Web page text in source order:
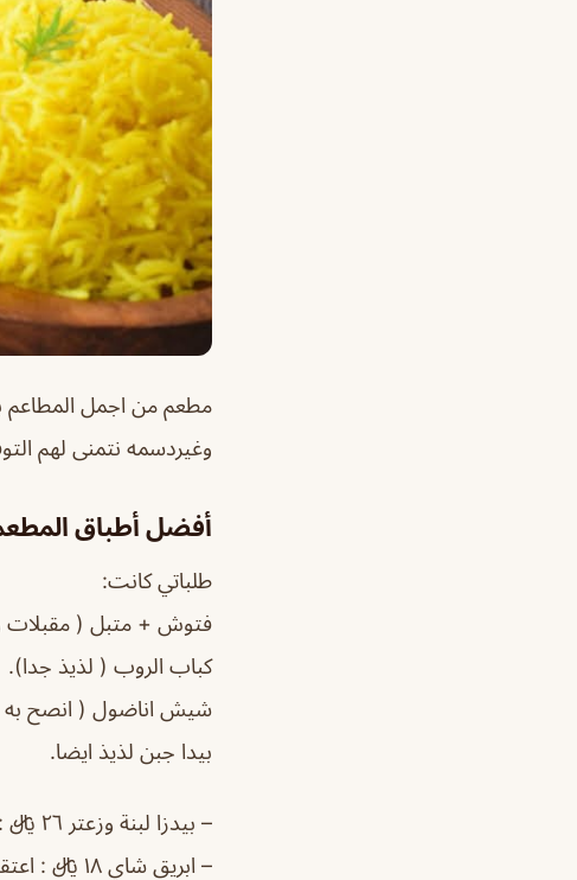
مطعم من اجمل المطاعم
وغيردسمه نتمنى لهم
أفضل أطباق
طلباتي كانت:
فتوش + متبل ( مقبلات
كباب الروب ( لذيذ جدا).
شيش اناضول ( انصح به
بيدا جبن لذيذ ايضا.
– بيدزا لبنة وزعتر ٢٦ ﷼ : حلوه والعجينه خفيفه وصلت
– ابريق شاي ١٨ ﷼ : اعتقد ان هذا احلى شي كان بالفطور الشاي مره حلو وكميته حلوه ومناسبه